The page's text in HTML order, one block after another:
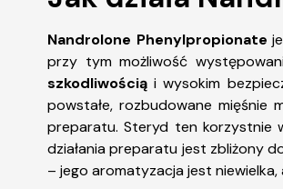
Nandrolone Phenylpropionate
przy tym możliwość
szkodliwością i wysokim
powstałe, rozbudowane
preparatu. Steryd ten korzystnie
działania preparatu jest zbliżony
– jego aromatyzacja jest